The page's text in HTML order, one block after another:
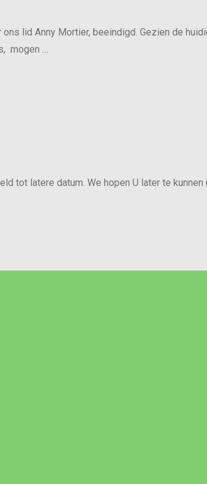
lid Anny Mortier, beeindigd. Gezien de
mogen …
tot latere datum. We hopen U later te kunnen